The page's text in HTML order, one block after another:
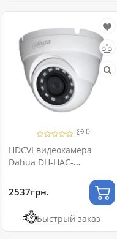
0
HDCVI видеокамера
Dahua DH-HAC-
2537грн.
Быстрый заказ